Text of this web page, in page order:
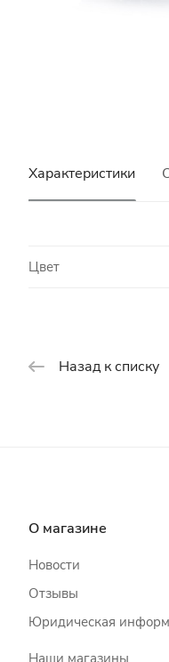
Характеристики
Цвет
Назад к списку
О магазине
Новости
Отзывы
Юридическая
Наши магазины